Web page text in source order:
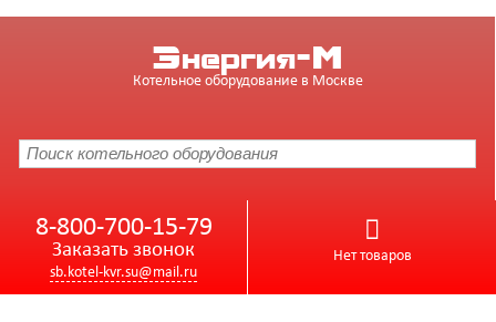
Энергия-М
Котельное оборудование в Москве
8-800-700-15-79
Заказать звонок
sb.kotel-kvr.su@mail.ru
Нет товаров